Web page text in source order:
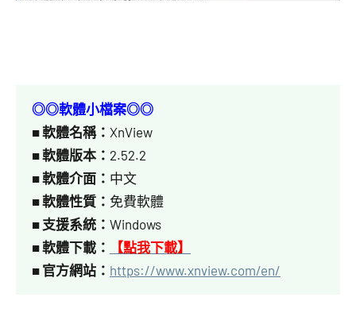
◎◎軟體小檔案◎◎
■軟體名稱： XnView
■軟體版本： 2.52.2
■軟體介面： 中文
■軟體性質： 免費軟體
■ 支援系統： Windows
■ 軟體下載：
【點我下載】
■ 官方網站： https://www.xnview.com/en/